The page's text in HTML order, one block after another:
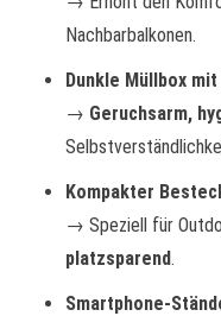
Nachbarbalkonen.
Dunkle Müllbox
→ Geruchsarm,
Kompakter
→ Speziell für
platzsparend.
Smartphone-